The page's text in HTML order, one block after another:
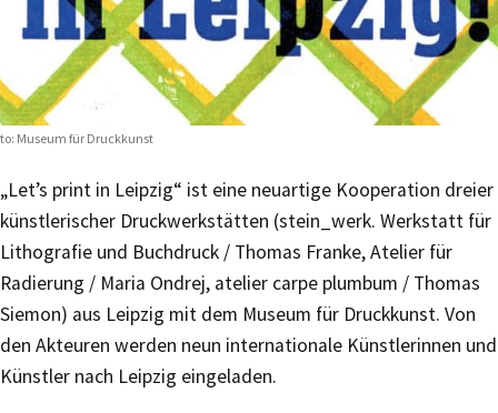
Museum für Druckkunst
„Let’s print in Leipzig“ ist eine neuartige Kooperation dreier
künstlerischer Druckwerkstätten (stein_werk. Werkstatt für
Lithografie und Buchdruck / Thomas Franke, Atelier für
Radierung / Maria Ondrej, atelier carpe plumbum / Thomas
Siemon) aus Leipzig mit dem Museum für Druckkunst. Von
den Akteuren werden neun internationale Künstlerinnen und
Künstler nach Leipzig eingeladen.